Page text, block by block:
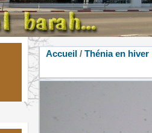
Accueil / Thénia en hiver